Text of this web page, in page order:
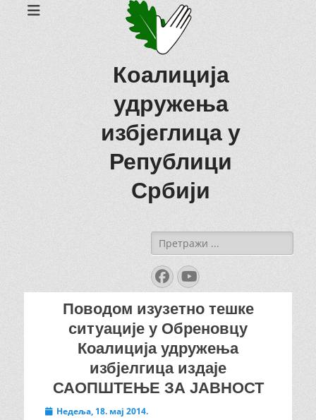
Коалиција
удружења
избјеглица у
Републици
Србији
Search
for:
Facebook
YouTube
Поводом изузетно тешке
ситуације у Обреновцу
Коалиција удружења
избјелгица издаје
САОПШТЕЊЕ ЗА ЈАВНОСТ
PostedНедеља, 18. мај 2014.